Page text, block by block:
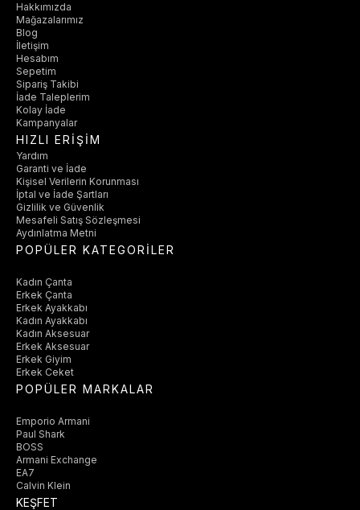
Hakkımızda
Mağazalarımız
Blog
İletişim
Hesabım
Sepetim
Sipariş Takibi
İade Taleplerim
Kolay İade
Kampanyalar
HIZLI ERİŞİM
Yardım
Garanti ve İade
Kişisel Verilerin Korunması
İptal ve İade Şartları
Gizlilik ve Güvenlik
Mesafeli Satış Sözleşmesi
Aydınlatma Metni
POPÜLER KATEGORİLER
Kadın Çanta
Erkek Çanta
Erkek Ayakkabı
Kadın Ayakkabı
Kadın Aksesuar
Erkek Aksesuar
Erkek Giyim
Erkek Ceket
POPÜLER MARKALAR
Emporio Armani
Paul Shark
BOSS
Armani Exchange
EA7
Calvin Klein
KEŞFET